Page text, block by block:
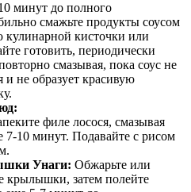
минут до полного
смажьте продукты соусом
кисточки или
готовить, периодически
смазывая, пока соус не
и не образует красивую
филе лосося, смазывая
7-10 минут. Подавайте с рисом
Унаги: Обжарьте или
крылышки, затем полейте